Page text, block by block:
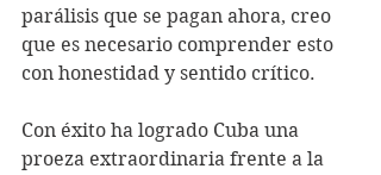
parálisis que se pagan ahora, creo
que es necesario comprender esto
con honestidad y sentido crítico.
Con éxito ha logrado Cuba una
proeza extraordinaria frente a la